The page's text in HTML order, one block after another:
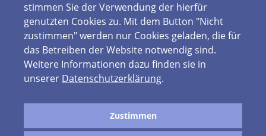
stimmen Sie der Verwendung der hierfür
genutzten Cookies zu. Mit dem Button "Nicht
zustimmen" werden nur Cookies geladen, die für
das Betreiben der Website notwendig sind.
Weitere Informationen dazu finden sie in
unserer Datenschutzerklärung.
Zustimmen